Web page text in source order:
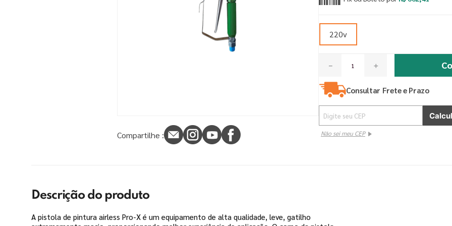
Compartilhe :
220v
＋
－
Consultar Frete e Prazo
Não sei meu CEP
Descrição do produto
A pistola de pintura airless Pro-X é um equipamento de alta qualidade, leve, gatilho